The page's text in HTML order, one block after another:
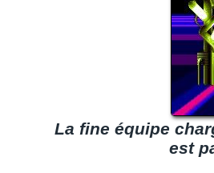
La fine équipe
est